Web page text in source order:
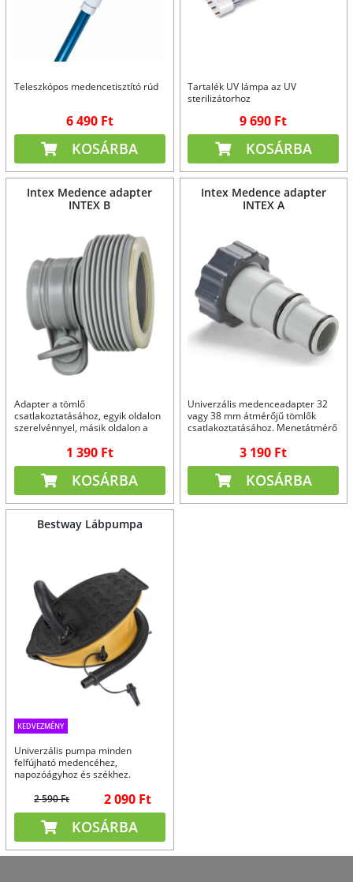
Teleszkópos medencetisztító rúd
6 490 Ft
KOSÁRBA
Tartalék UV lámpa az UV
sterilizátorhoz
9 690 Ft
KOSÁRBA
Intex Medence adapter
INTEX B
Adapter a tömlő
csatlakoztatásához, egyik oldalon
szerelvénnyel, másik oldalon a
1 390 Ft
KOSÁRBA
Intex Medence adapter
INTEX A
Univerzális medenceadapter 32
vagy 38 mm átmérőjű tömlők
csatlakoztatásához. Menetátmérő
3 190 Ft
KOSÁRBA
Bestway Lábpumpa
KEDVEZMÉNY
Univerzális pumpa minden
felfújható medencéhez,
napozóágyhoz és székhez.
2 590 Ft
2 090 Ft
KOSÁRBA